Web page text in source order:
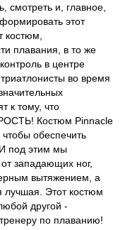
смотреть и, главное,
этот
костюм,
плавания, в то же
в центре
во время
к тому, что
Костюм Pinnacle
обеспечить
под этим мы
западающих ног,
вытяжением, а
лучшая. Этот костюм
другой -
по плаванию!